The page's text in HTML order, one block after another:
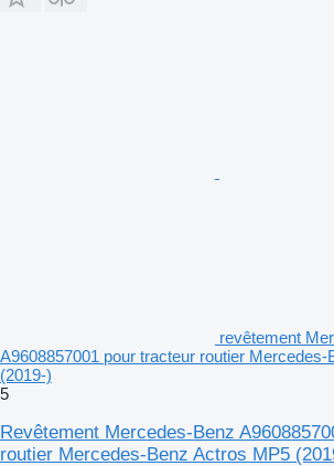
revêtement
A9608857001 pour tracteur routier
(2019-)
5
Revêtement Mercedes-Benz
routier Mercedes-Benz Actros MP5